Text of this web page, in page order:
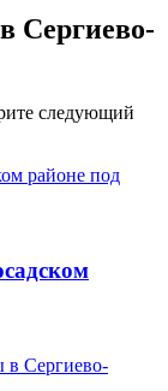
Сергиево-
следующий